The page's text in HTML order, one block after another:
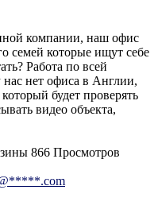
компании, наш офис
семей которые ищут себе
Работа по всей
нет офиса в Англии,
будет проверять
видео объекта,
866 Просмотров